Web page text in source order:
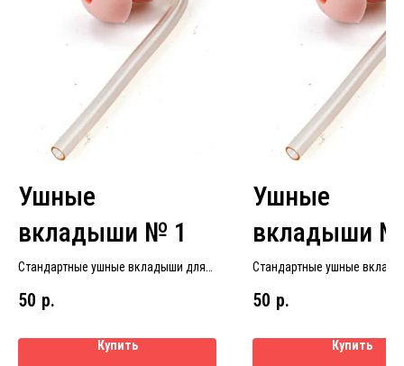
Ушные
вкладыши № 1
Стандартные ушные вкладыши для
50 р.
Купить
Ушные
вкладыши
Стандартные ушные
50 р.
Купить